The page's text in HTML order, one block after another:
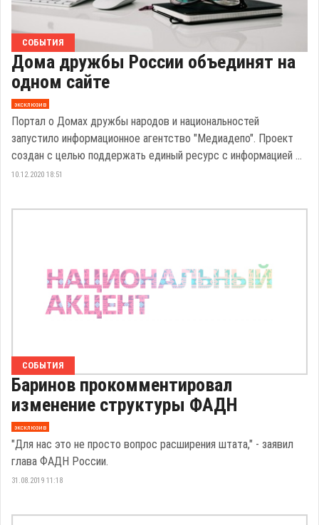
СОБЫТИЯ
Дома дружбы России объединят на
одном сайте
эксклюзив
Портал о Домах дружбы народов и национальностей
запустило информационное агентство "Медиадепо". Проект
создан с целью поддержать единый ресурс с информацией ...
10.12.2020 18:51
СОБЫТИЯ
Баринов прокомментировал
изменение структуры ФАДН
эксклюзив
"Для нас это не просто вопрос расширения штата," - заявил
глава ФАДН России.
31.08.2019 11:18